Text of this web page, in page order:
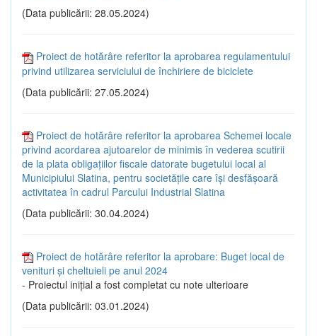
(Data publicării: 28.05.2024)
Proiect de hotărâre referitor la aprobarea regulamentului
privind utilizarea serviciului de închiriere de biciclete
(Data publicării: 27.05.2024)
Proiect de hotărâre referitor la aprobarea Schemei locale
privind acordarea ajutoarelor de minimis în vederea scutirii
de la plata obligațiilor fiscale datorate bugetului local al
Municipiului Slatina, pentru societățile care își desfășoară
activitatea în cadrul Parcului Industrial Slatina
(Data publicării: 30.04.2024)
Proiect de hotărâre referitor la aprobare: Buget local de
venituri și cheltuieli pe anul 2024
- Proiectul inițial a fost completat cu note ulterioare
(Data publicării: 03.01.2024)